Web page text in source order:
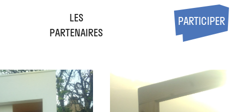
LES
PARTENAIRES
PARTICIPER